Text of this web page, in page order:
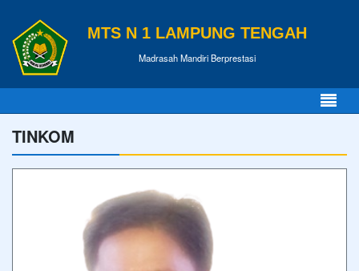
MTS N 1 LAMPUNG TENGAH
Madrasah Mandiri Berprestasi
TINKOM